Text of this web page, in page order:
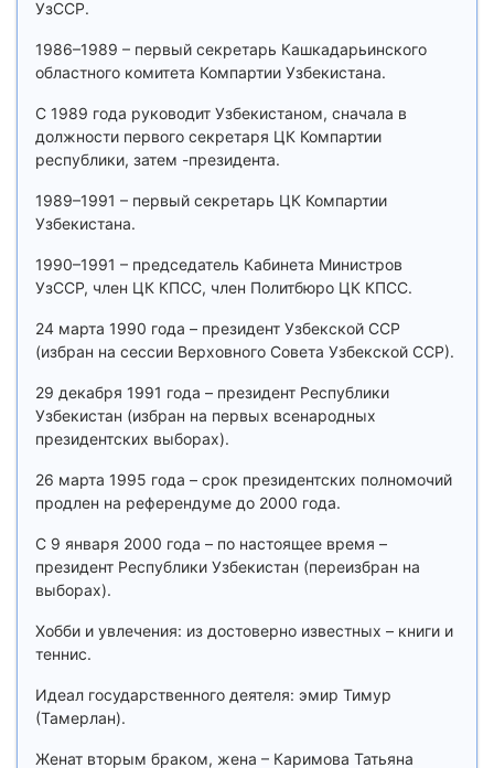
УзССР.
1986–1989 – первый секретарь Кашкадарьинского
областного комитета Компартии Узбекистана.
С 1989 года руководит Узбекистаном, сначала в
должности первого секретаря ЦК Компартии
республики, затем -президента.
1989–1991 – первый секретарь ЦК Компартии
Узбекистана.
1990–1991 – председатель Кабинета Министров
УзССР, член ЦК КПСС, член Политбюро ЦК КПСС.
24 марта 1990 года – президент Узбекской ССР
(избран на сессии Верховного Совета Узбекской ССР).
29 декабря 1991 года – президент Республики
Узбекистан (избран на первых всенародных
президентских выборах).
26 марта 1995 года – срок президентских полномочий
продлен на референдуме до 2000 года.
С 9 января 2000 года – по настоящее время –
президент Республики Узбекистан (переизбран на
выборах).
Хобби и увлечения: из достоверно известных – книги и
теннис.
Идеал государственного деятеля: эмир Тимур
(Тамерлан).
Женат вторым браком, жена – Каримова Татьяна